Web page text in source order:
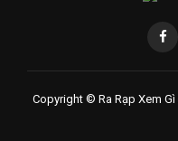
Copyright © Ra Rạp Xem